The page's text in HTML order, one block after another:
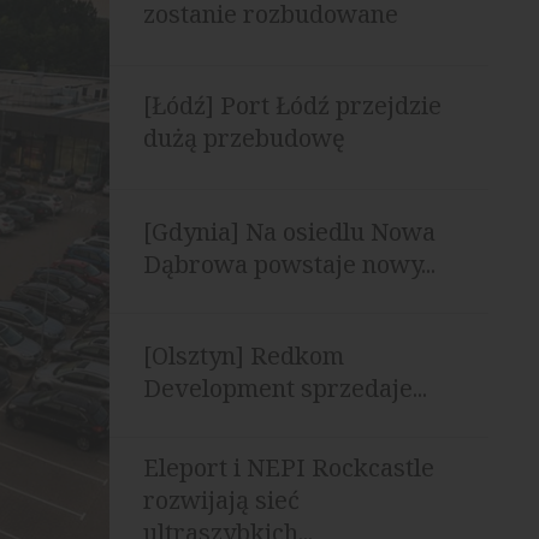
zostanie rozbudowane
[Łódź] Port Łódź przejdzie
dużą przebudowę
[Gdynia] Na osiedlu Nowa
Dąbrowa powstaje nowy...
[Olsztyn] Redkom
Development sprzedaje...
Eleport i NEPI Rockcastle
rozwijają sieć
ultraszybkich...